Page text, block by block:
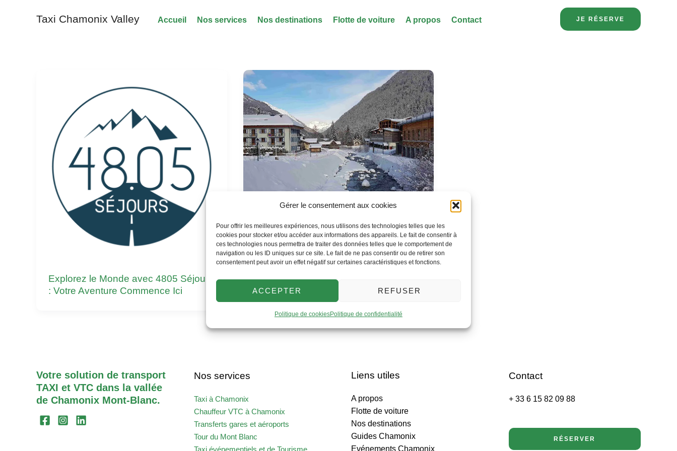
Gérer le consentement aux cookies
Pour offrir les meilleures expériences, nous utilisons des technologies telles que les
cookies pour stocker et/ou accéder aux informations des appareils. Le fait de consentir à
ces technologies nous permettra de traiter des données telles que le comportement de
navigation ou les ID uniques sur ce site. Le fait de ne pas consentir ou de retirer son
consentement peut avoir un effet négatif sur certaines caractéristiques et fonctions.
ACCEPTER REFUSER
Politique de cookiesPolitique de confidentialité
Taxi Chamonix Valley Accueil Nos services Nos destinations Flotte de voiture A propos Contact JE RÉSERVE
Explorez le Monde avec 4805 Séjours
: Votre Aventure Commence Ici
Viachamonix : une belle expérience à
toutes les saisons
Votre solution de transport
TAXI et VTC dans la vallée
de Chamonix Mont-Blanc.
Nos services
Taxi à Chamonix
Chauffeur VTC à Chamonix
Transferts gares et aéroports
Tour du Mont Blanc
Liens utiles
A propos
Flotte de voiture
Nos destinations
Guides Chamonix
Evénements Chamonix
Contact
+ 33 6 15 82 09 88
RÉSERVER